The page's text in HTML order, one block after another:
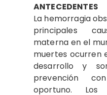
ANTECEDENTES
La hemorragia
principales
materna en el
muertes ocurren
desarrollo y
prevención
oportuno.